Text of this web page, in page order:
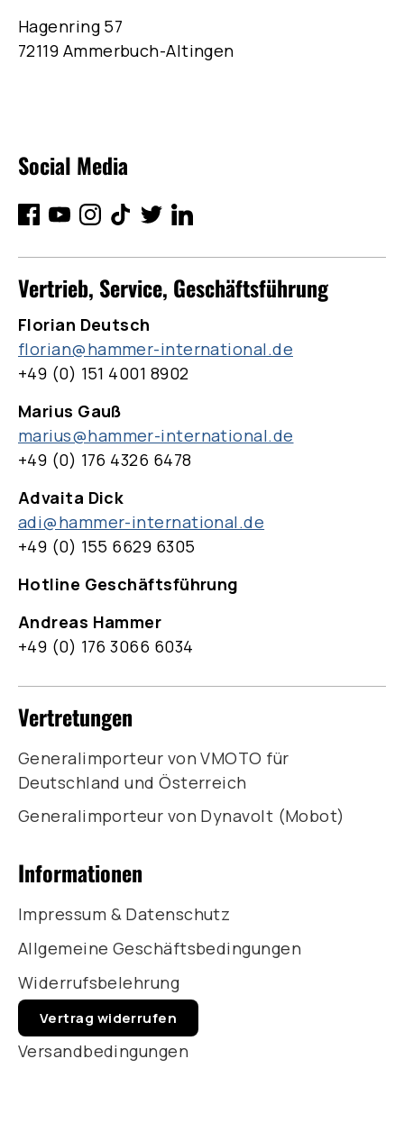
Hagenring 57
72119 Ammerbuch-Altingen
Social Media
Vertrieb, Service, Geschäftsführung
Florian Deutsch
florian@hammer-international.de
+49 (0) 151 4001 8902
Marius Gauß
marius@hammer-international.de
+49 (0) 176 4326 6478
Advaita Dick
adi@hammer-international.de
+49 (0) 155 6629 6305
Hotline Geschäftsführung
Andreas Hammer
+49 (0) 176 3066 6034
Vertretungen
Generalimporteur von VMOTO für
Deutschland und Österreich
Generalimporteur von Dynavolt (Mobot)
Informationen
Impressum & Datenschutz
Allgemeine Geschäftsbedingungen
Widerrufsbelehrung
Vertrag widerrufen
Versandbedingungen